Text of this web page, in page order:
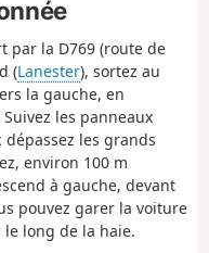
par la D769 (route de
(Lanester), sortez au
la gauche, en
les panneaux
les grands
environ 100 m
à gauche, devant
pouvez garer la voiture
long de la haie.